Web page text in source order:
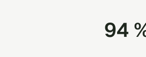
94